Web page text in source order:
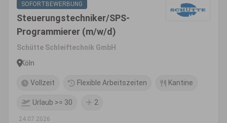
SOFORTBEWERBUNG
Steuerungstechniker/SPS-
Programmierer (m/w/d)
Schütte Schleiftechnik GmbH
Köln
Vollzeit Flexible Arbeitszeiten Kantine
Urlaub >= 30 2
24.07.2026